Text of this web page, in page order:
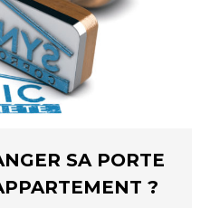
SA PORTE
?